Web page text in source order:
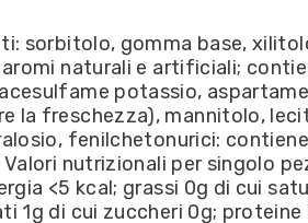
Gusto
originale
gum
sorbitolo, gomma base,
naturali e artificiali;
potassio,
la freschezza), mannitolo,
fenilchetonurici: contiene
nutrizionali per singolo
<5 kcal; grassi 0g di cui
1g di cui zuccheri 0g; proteine